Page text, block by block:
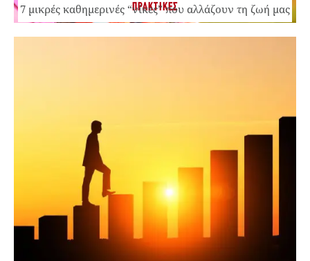
ΠΡΑΚΤΙΚΕΣ
7 μικρές καθημερινές “νίκες” που αλλάζουν τη ζωή μας